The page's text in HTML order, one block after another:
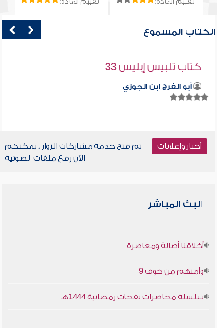
تقييم المادة: تقييم المادة:
الكتاب المسموع
كتاب تلبيس إبليس 33
أبو الفرج ابن الجوزي
أخبار وإعلانات
تم فتح خدمة مشاركات الزوار ، يمكنكم
الآن رفع ملفات الصوتية
البث المباشر
أخلاقنا أصالة ومعاصرة
وأمنهم من خوف 9
سلسلة محاضرات نفحات رمضانية 1444هـ